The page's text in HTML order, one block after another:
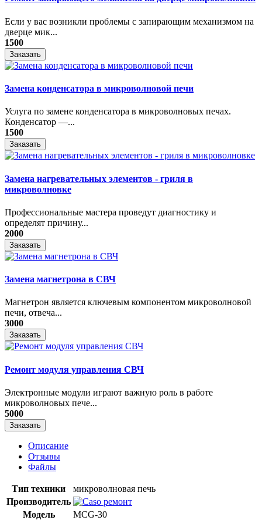
Если у вас возникли проблемы с запирающим механизмом на
дверце мик...
1500
Заказать
Замена конденсатора в микроволновой печи
Услуга по замене конденсатора в микроволновых печах.
Конденсатор —...
1500
Заказать
Замена нагревательных элементов - гриля в
микроволновке
Профессиональные мастера проведут диагностику и
определят причину...
2000
Заказать
Замена магнетрона в СВЧ
Магнетрон является ключевым компонентом микроволновой
печи, отвеча...
3000
Заказать
Ремонт модуля управления СВЧ
​Электронные модули играют важную роль в работе
микроволновых пече...
5000
Заказать
Описание
Отзывы
Файлы
Тип техники
микроволновая печь
Производитель
Модель
MCG-30